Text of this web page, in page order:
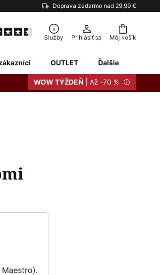
Doprava zadarmo nad 29,99 €
Môj košík
Služby Prihlásiť sa
OUTLET Ďalšie
WOW TÝŽDEŇ | Až -70 %